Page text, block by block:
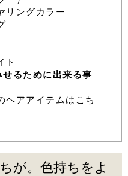
リングカラー
ト
るために出来る事
ヘアアイテムはこち
が。色持ちをよ